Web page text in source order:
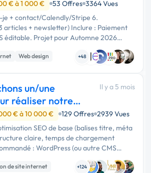
€ à 1 000 € 53 Offres 3364 Vues
articles + newsletter) Inclure : Paiement
éditable. Projet pour Automne 2026
vous, je veux un message personnalisé,
Web design
+48
un/une
réaliser notre
Il y a 5 mois
€ à 10 000 € 129 Offres 2939 Vues
SEO de base (balises titre, méta
claire, temps de chargement
: WordPress (ou autre CMS
Pages de destination Google Ads
aux …
de site internet
+124